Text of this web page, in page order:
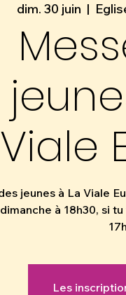
dim. 30 juin
  |
Viale
jeunes à La Viale
à 18h30, si
Les